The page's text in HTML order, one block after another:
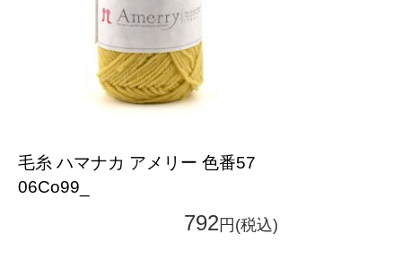
毛糸 ハマナカ アメリー 色番57
06Co99_
792円(税込)